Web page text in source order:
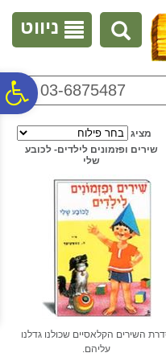
ניווט
03-6875487
מציג
שירים ופזמונים לילדים- לכובע
שלי
השירים הקלאסיים שכולנו גדלנו
עליהם.